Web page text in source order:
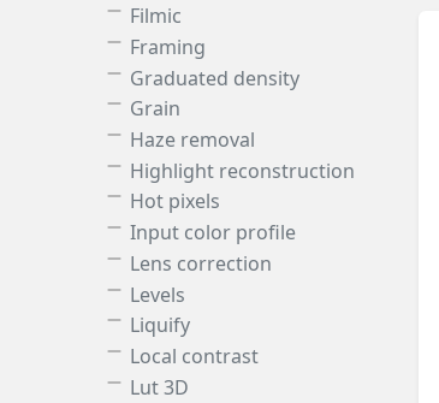
Filmic
Framing
Graduated density
Grain
Haze removal
Highlight reconstruction
Hot pixels
Input color profile
Lens correction
Levels
Liquify
Local contrast
Lut 3D